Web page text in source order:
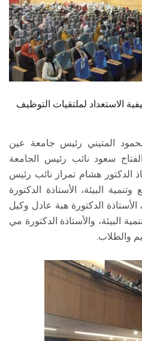
الخريجين
الموظفون
الزائـرون
الان
الاستعداد لملتقيات التوظيف
المتيني رئيس جامعة عين
سعود نائب رئيس الجامعة
الدكتور هشام تمراز نائب رئيس
البيئة، الأستاذة الدكتورة
الدكتورة هبة عادل وكيل
البيئة، والأستاذة الدكتورة مي
والطلاب.